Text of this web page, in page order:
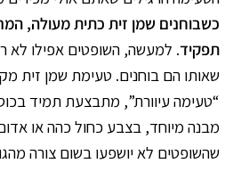
כשבוחנים שמן זית כתית מעולה,
תפקיד. למעשה, השופטים אפילו לא
שאותו הם בוחנים. טעימת שמן זית
“טעימה עיוורת”, מתבצעת תמיד
מבנה מיוחד, בצבע כחול כהה או
שהשופטים לא יושפעו בשום צורה